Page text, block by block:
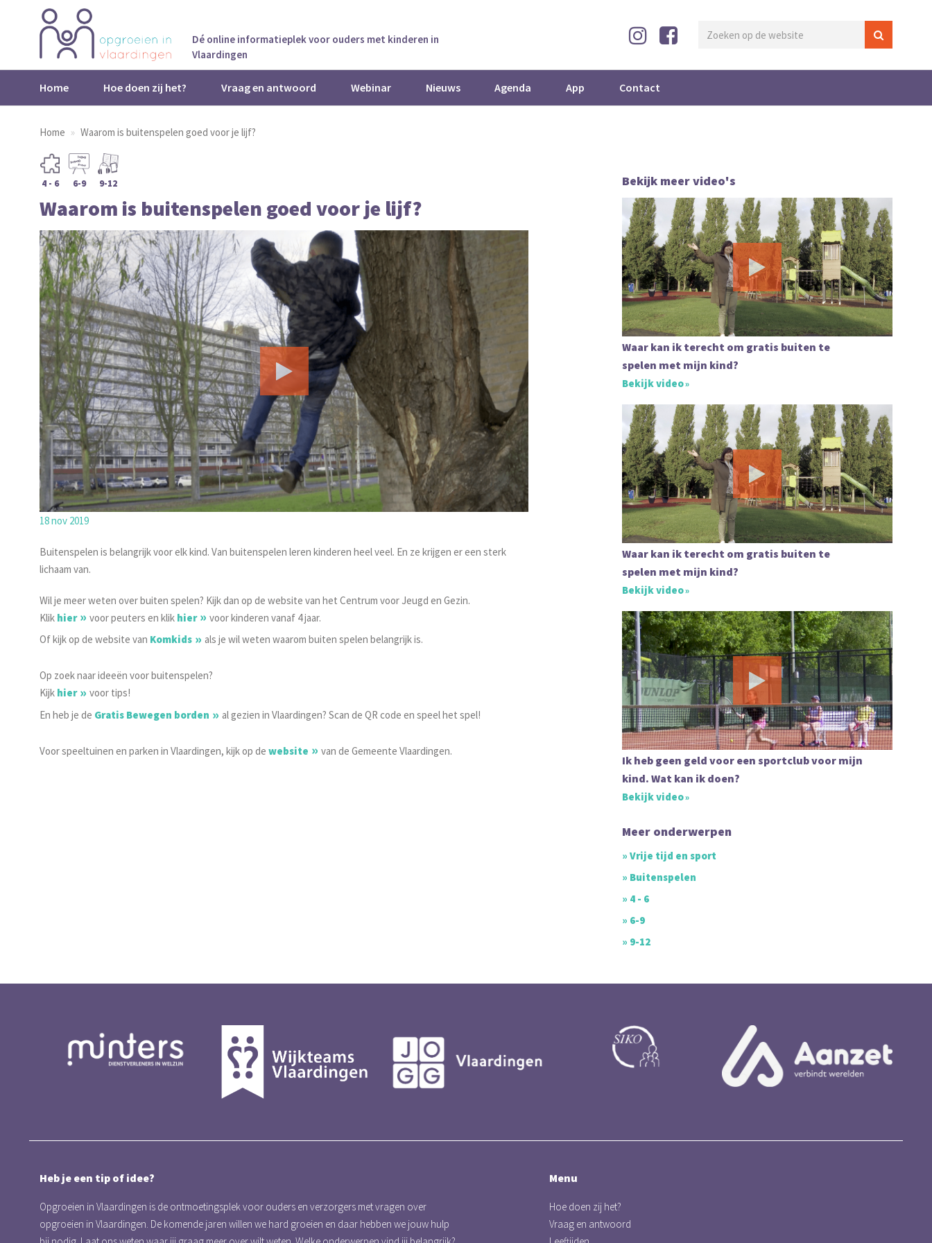
Dé online informatieplek voor ouders met kinderen in
Vlaardingen
Home Hoe doen zij het? Vraag en antwoord Webinar Nieuws Agenda App Contact
Home Waarom is buitenspelen goed voor je lijf?
4 - 6 6-9 9-12
Waarom is buitenspelen goed voor je lijf?
18 nov 2019
Buitenspelen is belangrijk voor elk kind. Van buitenspelen leren kinderen heel veel. En ze krijgen er een sterk
lichaam van.
Wil je meer weten over buiten spelen? Kijk dan op de website van het Centrum voor Jeugd en Gezin.
Klik hier voor peuters en klik hier
voor kinderen vanaf 4 jaar.
Of kijk op de website van Komkids als je wil weten waarom buiten spelen belangrijk is.
Op zoek naar ideeën voor buitenspelen?
Kijk hier
voor tips!
En heb je de Gratis Bewegen borden al gezien in Vlaardingen? Scan de QR code en speel het spel!
Voor speeltuinen en parken in Vlaardingen, kijk op de website van de Gemeente Vlaardingen.
Bekijk meer video's
Waar kan ik terecht om gratis buiten te
spelen met mijn kind?
Bekijk video
Waar kan ik terecht om gratis buiten te
spelen met mijn kind?
Bekijk video
Ik heb geen geld voor een sportclub voor mijn
kind. Wat kan ik doen?
Bekijk video
Meer onderwerpen
» Vrije tijd en sport
» Buitenspelen
» 4 - 6
» 6-9
» 9-12
Heb je een tip of idee?
Opgroeien in Vlaardingen is de ontmoetingsplek voor ouders en verzorgers met vragen over
opgroeien in Vlaardingen. De komende jaren willen we hard groeien en daar hebben we jouw hulp
Menu
Hoe doen zij het?
Vraag en antwoord